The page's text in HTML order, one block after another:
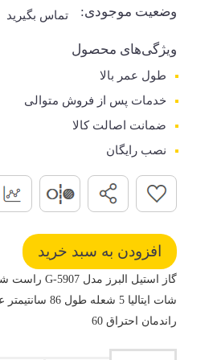
وضعیت موجودی: تماس بگیرید
ویژگی‌های محصول
طول عمر بالا
خدمات پس از فروش متوالی
ضمانت اصالت کالا
نصب رایگان
راندمان احتراق 60